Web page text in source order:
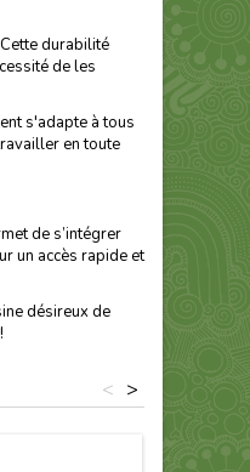
durabilité
de les
s'adapte à tous
en toute
de s’intégrer
un accès rapide et
désireux de
>
<